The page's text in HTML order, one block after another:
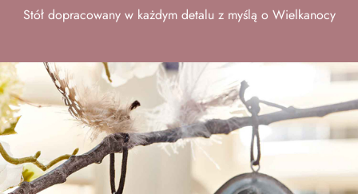
Stół dopracowany w każdym detalu z myślą o Wielkanocy